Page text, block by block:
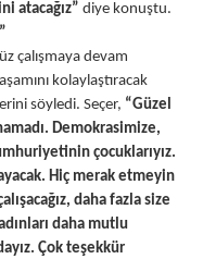
atacağız” diye konuştu.
çalışmaya devam
kolaylaştıracak
söyledi. Seçer, “Güzel
Demokrasimize,
çocuklarıyız.
Hiç merak etmeyin
daha fazla size
daha mutlu
Çok teşekkür